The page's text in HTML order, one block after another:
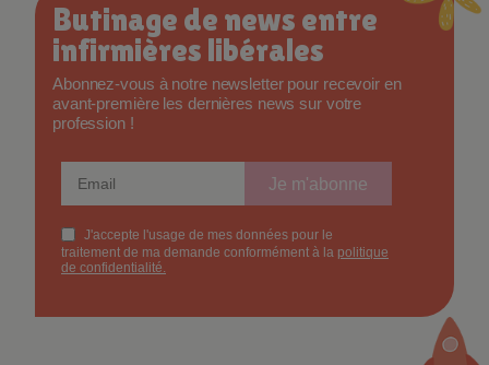
Butinage de news entre
infirmières libérales
Abonnez-vous à notre newsletter pour recevoir en
avant-première les dernières news sur votre
profession !